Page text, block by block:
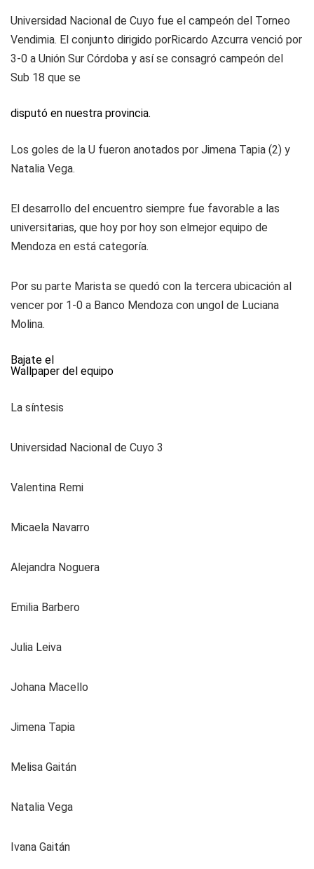
Universidad Nacional de Cuyo fue el campeón del Torneo
Vendimia. El conjunto dirigido porRicardo Azcurra venció por
3-0 a Unión Sur Córdoba y así se consagró campeón del
Sub 18 que se
disputó en nuestra provincia.
Los goles de la U fueron anotados por Jimena Tapia (2) y
Natalia Vega.
El desarrollo del encuentro siempre fue favorable a las
universitarias, que hoy por hoy son elmejor equipo de
Mendoza en está categoría.
Por su parte Marista se quedó con la tercera ubicación al
vencer por 1-0 a Banco Mendoza con ungol de Luciana
Molina.
Bajate el
Wallpaper del equipo
La síntesis
Universidad Nacional de Cuyo 3
Valentina Remi
Micaela Navarro
Alejandra Noguera
Emilia Barbero
Julia Leiva
Johana Macello
Jimena Tapia
Melisa Gaitán
Natalia Vega
Ivana Gaitán